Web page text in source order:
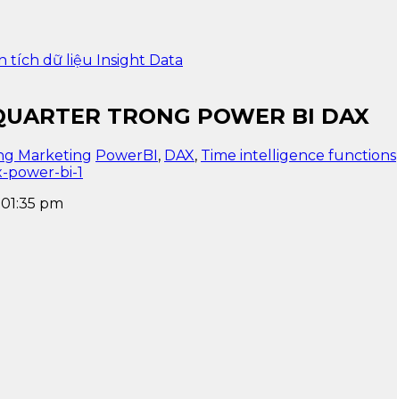
tích dữ liệu Insight Data
TRONG POWER BI DAX
Marketing PowerBI, DAX, Time intelligence functions
pm